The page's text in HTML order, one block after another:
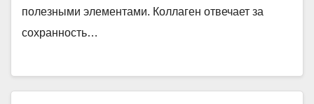
полезными элементами. Коллаген отвечает за
сохранность…